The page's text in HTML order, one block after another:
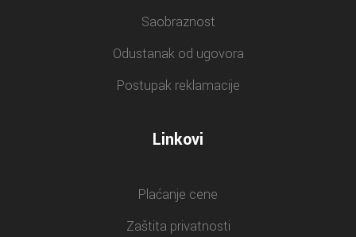
Saobraznost
Odustanak od ugovora
Postupak reklamacije
Linkovi
Plaćanje cene
Zaštita privatnosti